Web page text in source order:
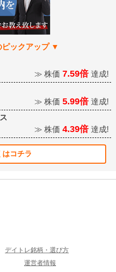
≫ 株価 7.59倍 達成!
≫ 株価 5.99倍 達成!
≫ 株価 4.39倍 達成!
はコチラ
デイトレ銘柄・選び方
運営者情報